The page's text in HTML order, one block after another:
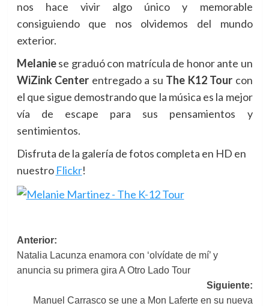
nos hace vivir algo único y memorable
consiguiendo que nos olvidemos del mundo
exterior.
Melaniese graduó con matrícula de honor ante un
WiZink Center entregado a su The K12 Tour con
el que sigue demostrando que la música es la mejor
vía de escape para sus pensamientos y
sentimientos.
Disfruta de la galería de fotos completa en HD en
nuestro Flickr!
Navegación
de
entradas
Anterior:
Natalia Lacunza enamora con ‘olvídate de mí’ y
anuncia su primera gira A Otro Lado Tour
Siguiente:
Manuel Carrasco se une a Mon Laferte en su nueva